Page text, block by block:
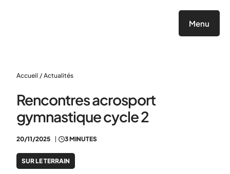
Menu
Accueil / Actualités
Rencontres acrosport
gymnastique cycle 2
20/11/2025 3 MINUTES
SUR LE TERRAIN